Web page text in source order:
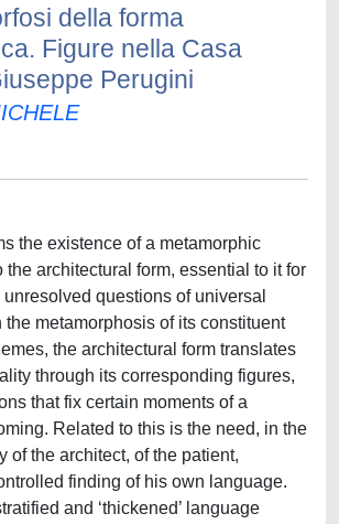
della forma
Figure nella Casa
Perugini
the existence of a metamorphic
the architectural form, essential to it for
questions of universal
the metamorphosis of its constituent
the architectural form translates
through its corresponding figures,
that fix certain moments of a
Related to this is the need, in the
of the architect, of the patient,
finding of his own language.
and ‘thickened’ language